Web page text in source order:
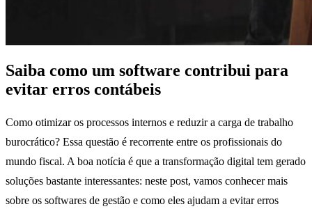
Saiba como um software contribui para
evitar erros contábeis
Como otimizar os processos internos e reduzir a carga de trabalho
burocrático? Essa questão é recorrente entre os profissionais do
mundo fiscal. A boa notícia é que a transformação digital tem gerado
soluções bastante interessantes: neste post, vamos conhecer mais
sobre os softwares de gestão e como eles ajudam a evitar erros